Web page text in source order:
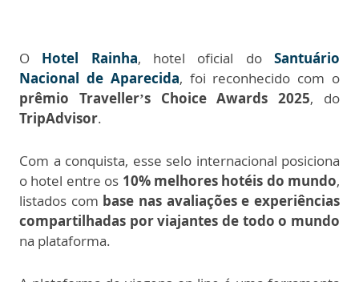
O Hotel Rainha, hotel oficial doSantuário
Nacional de Aparecida, foi reconhecido com o
prêmio Traveller’s Choice Awards 2025, do
TripAdvisor.
Com a conquista, esse selo internacional posiciona
o hotel entre os 10% melhores hotéis do mundo,
listados com base nas avaliações e experiências
compartilhadas por viajantes de todo o mundo
na plataforma.